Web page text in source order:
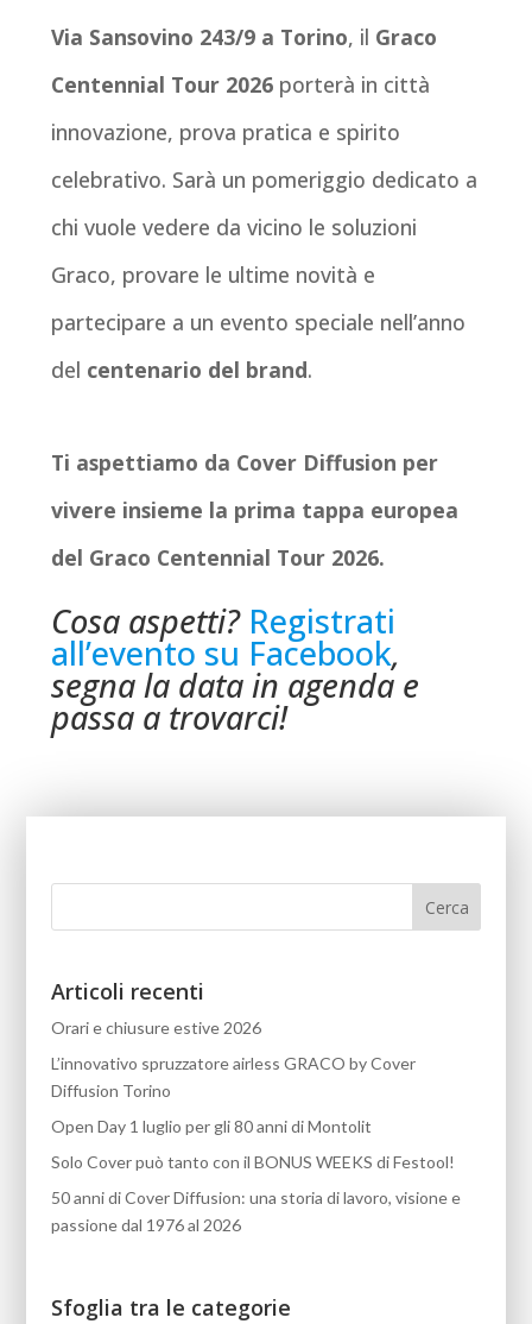
Via Sansovino 243/9 a Torino, il Graco
Centennial Tour 2026porterà in città
innovazione, prova pratica e spirito
celebrativo. Sarà un pomeriggio dedicato a
chi vuole vedere da vicino le soluzioni
Graco, provare le ultime novità e
partecipare a un evento speciale nell’anno
del centenario del brand.
Ti aspettiamo da Cover Diffusion per
vivere insieme la prima tappa europea
del Graco Centennial Tour 2026.
Cosa aspetti? Registrati
all’evento su Facebook,
segna la data in agenda e
passa a trovarci!
Articoli recenti
Orari e chiusure estive 2026
L’innovativo spruzzatore airless GRACO by Cover
Diffusion Torino
Open Day 1 luglio per gli 80 anni di Montolit
Solo Cover può tanto con il BONUS WEEKS di Festool!
50 anni di Cover Diffusion: una storia di lavoro, visione e
passione dal 1976 al 2026
Sfoglia tra le categorie